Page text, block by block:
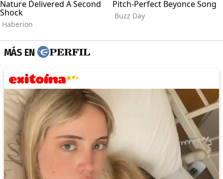
MÁS EN